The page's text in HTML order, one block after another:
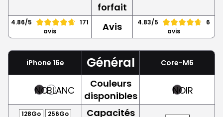
forfait
4.86/5
171
avis
Avis 4.83/5
6
avis
iPhone 16e Général Core-M6
NOIRBLANC
Couleurs
disponibles
NOIR
128Go
256Go
Capacités